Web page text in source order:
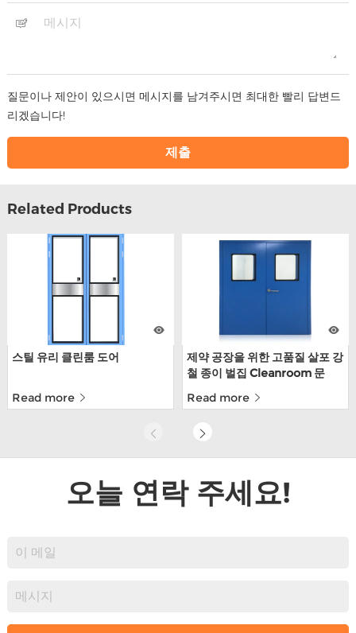
질문이나 제안이 있으시면 메시지를 남겨주시면 최대한 빨리 답변드
리겠습니다!
Related Products
스틸 유리 클린룸 도어
Read more
제약 공장을 위한 고품질 살포 강
철 종이 벌집 Cleanroom 문
Read more
오늘 연락 주세요!